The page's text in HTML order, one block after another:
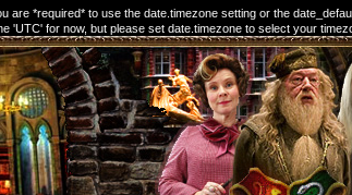
*required* to use the date.timezone setting or the
'UTC' for now, but please set date.timezone to select